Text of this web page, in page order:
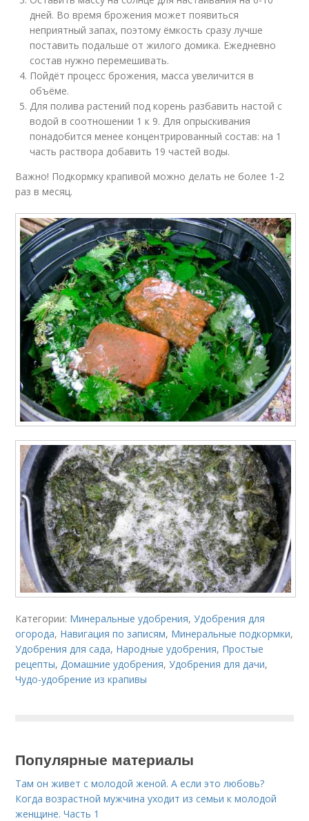
дней. Во время брожения может появиться
неприятный запах, поэтому ёмкость сразу лучше
поставить подальше от жилого домика. Ежедневно
состав нужно перемешивать.
Пойдёт процесс брожения, масса увеличится в
объёме.
Для полива растений под корень разбавить настой с
водой в соотношении 1 к 9. Для опрыскивания
понадобится менее концентрированный состав: на 1
часть раствора добавить 19 частей воды.
Важно! Подкормку крапивой можно делать не более 1-2
раз в месяц.
Категории: Минеральные удобрения,Удобрения для
огорода, Навигация по записям, Минеральные подкормки,
Удобрения для сада, Народные удобрения, Простые
рецепты,Домашние удобрения,Удобрения для дачи,
Чудо-удобрение из крапивы
Популярные материалы
Там он живет с молодой женой. А если это любовь?
Когда возрастной мужчина уходит из семьи к молодой
женщине. Часть 1